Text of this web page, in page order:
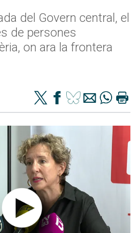
del Govern central, el
de persones
on ara la frontera